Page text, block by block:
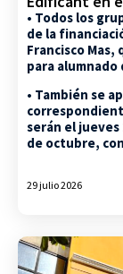
• Todos los
de la
Francisco
para alumnado
• También se
serán el jueves
de octubre,
29 julio 2026